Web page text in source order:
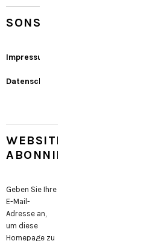
SONSTIGES
Impressum
Datenschutz
WEBSITE
ABONNIEREN
Geben Sie Ihre
E-Mail-
Adresse an,
um diese
Homepage zu